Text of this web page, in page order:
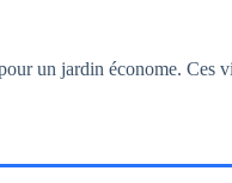
un jardin économe. Ces